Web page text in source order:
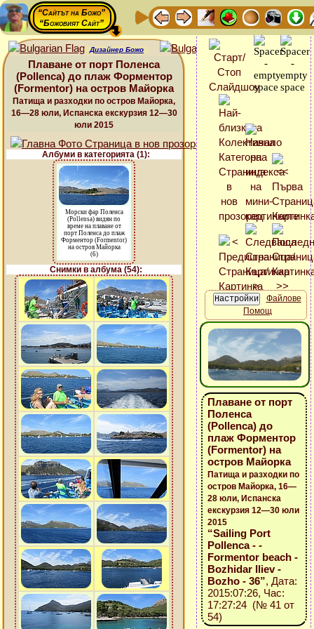
“Сайтът на Божо”
“Божовият Сайт”
Дизайнер Божо
Плаване от порт Поленса
(Pollenca) до плаж Форментор
(Formentor) на остров Майорка
Патища и разходки по остров Майорка,
16—28 юли, Испанска екскурзия 12—30
юли 2015
Албуми в категорията (1):
Морски фар Поленса
(Pollensa) видян по
време на плаване от
порт Поленса до плаж
Форментор (Formentor)
на остров Майорка
(6)
Снимки в албума (54):
Файлове
Помощ
Плаване от порт
Поленса
(Pollenca) до
плаж Форментор
(Formentor) на
остров Майорка
Патища и разходки по
остров Майорка, 16—
28 юли, Испанска
екскурзия 12—30 юли
2015
“Sailing Port
Pollenca - -
Formentor beach -
Bozhidar Iliev -
Bozho - 36”, Дата:
2015:07:26, Час:
17:27:24 (№ 41 от
54)